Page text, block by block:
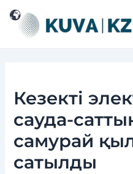
Перейти
содержимому
Кезекті
сауда-
самурай
сатылды
Навигация
по
записям